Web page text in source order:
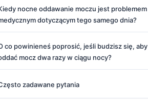
nocne oddawanie moczu jest problemem
dotyczącym tego samego dnia?
co powinieneś poprosić, jeśli budzisz się, aby
mocz dwa razy w ciągu nocy?
zadawane pytania